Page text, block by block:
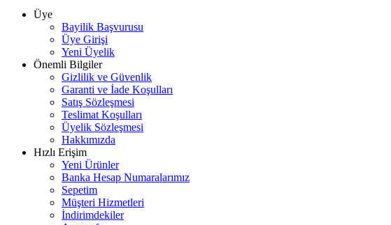
Üye
Bayilik Başvurusu
Üye Girişi
Yeni Üyelik
Önemli Bilgiler
Gizlilik ve Güvenlik
Garanti ve İade Koşulları
Satış Sözleşmesi
Teslimat Koşulları
Üyelik Sözleşmesi
Hakkımızda
Hızlı Erişim
Yeni Ürünler
Banka Hesap Numaralarımız
Sepetim
Müşteri Hizmetleri
İndirimdekiler